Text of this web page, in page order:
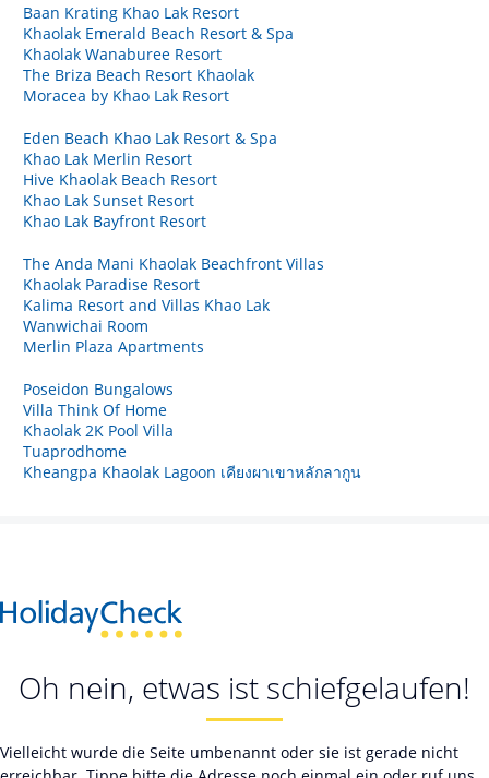
Baan Krating Khao Lak Resort
Khaolak Emerald Beach Resort & Spa
Khaolak Wanaburee Resort
The Briza Beach Resort Khaolak
Moracea by Khao Lak Resort
Eden Beach Khao Lak Resort & Spa
Khao Lak Merlin Resort
Hive Khaolak Beach Resort
Khao Lak Sunset Resort
Khao Lak Bayfront Resort
The Anda Mani Khaolak Beachfront Villas
Khaolak Paradise Resort
Kalima Resort and Villas Khao Lak
Wanwichai Room
Merlin Plaza Apartments
Poseidon Bungalows
Villa Think Of Home
Khaolak 2K Pool Villa
Tuaprodhome
Kheangpa Khaolak Lagoon เคียงผาเขาหลักลากูน
Oh nein, etwas ist schiefgelaufen!
Vielleicht wurde die Seite umbenannt oder sie ist gerade nicht